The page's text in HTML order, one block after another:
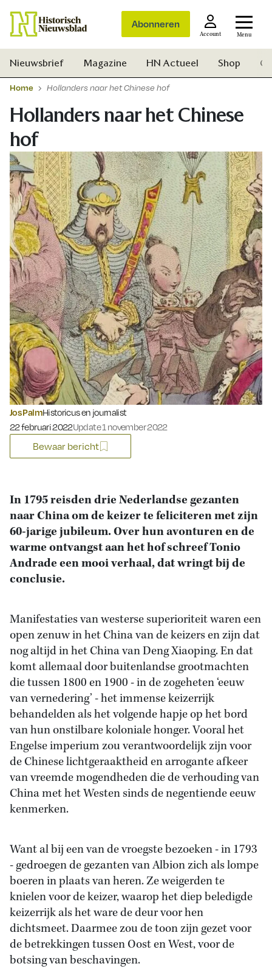
Abonneren
Account Menu
Zoek
Nieuwsbrief Magazine HN Actueel Shop
Home Hollanders naar het Chinese hof
Hollanders naar het Chinese
hof
Jos PalmHistoricus en journalist
Gepubliceerd op:
22 februari 2022Update 1 november 2022
Bewaar bericht
In 1795 reisden drie Nederlandse gezanten
naar China om de keizer te feliciteren met zijn
60-jarige jubileum. Over hun avonturen en de
warme ontvangst aan het hof schreef Tonio
Andrade een mooi verhaal, dat wringt bij de
conclusie.
Manifestaties van westerse superioriteit waren een
open zenuw in het China van de keizers en zijn dat
nog altijd in het China van Deng Xiaoping. En dat
komt allemaal door buitenlandse grootmachten
die tussen 1800 en 1900 - in de zogeheten ‘eeuw
van vernedering’ - het immense keizerrijk
behandelden als het volgende hapje op het bord
van hun onstilbare koloniale honger. Vooral het
Engelse imperium zou verantwoordelijk zijn voor
de Chinese lichtgeraaktheid en arrogante afkeer
van vreemde mogendheden die de verhouding van
China met het Westen sinds de negentiende eeuw
kenmerken.
Want al bij een van de vroegste bezoeken - in 1793
- gedroegen de gezanten van Albion zich als lompe
boeren in plaats van heren. Ze weigerden te
knielen voor de keizer, waarop het diep beledigde
keizerrijk als het ware de deur voor hen
dichtsmeet. Daarmee zou de toon zijn gezet voor
de betrekkingen tussen Oost en West, voor de
botsing van beschavingen.